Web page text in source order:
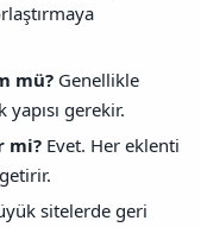
mü? Genellikle
gerekir.
mi? Evet. Her eklenti
sitelerde geri